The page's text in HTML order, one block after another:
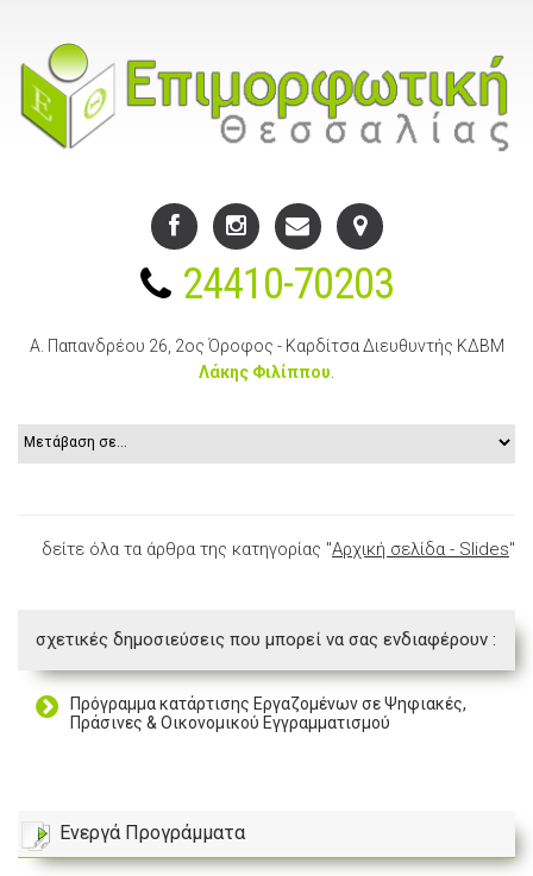
24410-70203
Α. Παπανδρέου 26, 2ος Όροφος - Καρδίτσα Διευθυντής ΚΔΒΜ
Λάκης Φιλίππου
δείτε όλα τα άρθρα της κατηγορίας "Αρχική σελίδα - Slides"
σχετικές δημοσιεύσεις που μπορεί να σας ενδιαφέρουν :
Πρόγραμμα κατάρτισης Eργαζομένων σε Ψηφιακές,
Πράσινες & Οικονομικού Εγγραμματισμού
Ενεργά Προγράμματα